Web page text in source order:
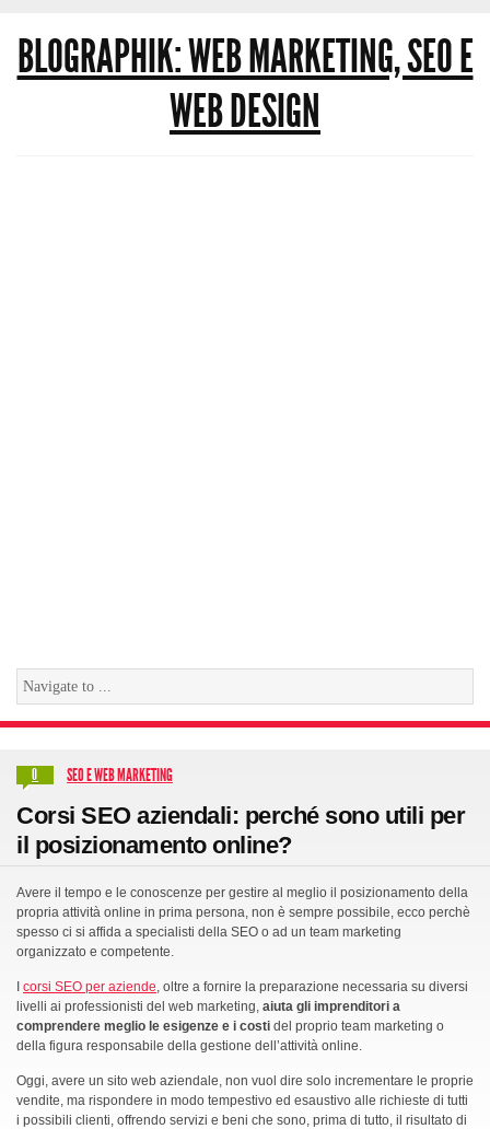
BLOGRAPHIK: WEB MARKETING, SEO E
WEB DESIGN
0 SEO E WEB MARKETING
Corsi SEO aziendali: perché sono utili per
il posizionamento online?
Avere il tempo e le conoscenze per gestire al meglio il posizionamento della
propria attività online in prima persona, non è sempre possibile, ecco perchè
spesso ci si affida a specialisti della SEO o ad un team marketing
organizzato e competente.
corsi SEO per aziende, oltre a fornire la preparazione necessaria su diversi
livelli ai professionisti del web marketing, aiuta gli imprenditori a
comprendere meglio le esigenze e i costi del proprio team marketing o
della figura responsabile della gestione dell’attività online.
Oggi, avere un sito web aziendale, non vuol dire solo incrementare le proprie
vendite, ma rispondere in modo tempestivo ed esaustivo alle richieste di tutti
i possibili clienti, offrendo servizi e beni che sono, prima di tutto, il risultato di